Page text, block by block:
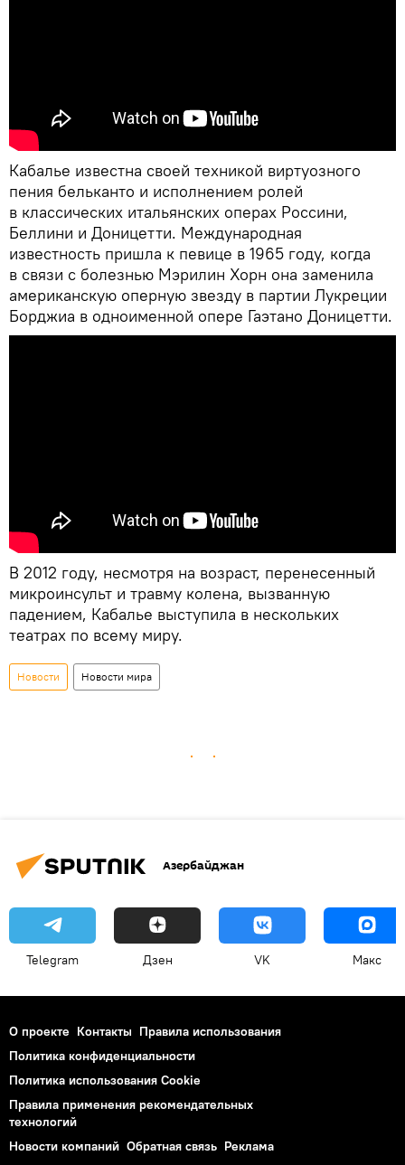
Кабалье известна своей техникой виртуозного
пения бельканто и исполнением ролей
в классических итальянских операх Россини,
Беллини и Доницетти. Международная
известность пришла к певице в 1965 году, когда
в связи с болезнью Мэрилин Хорн она заменила
американскую оперную звезду в партии Лукреции
Борджиа в одноименной опере Гаэтано Доницетти.
В 2012 году, несмотря на возраст, перенесенный
микроинсульт и травму колена, вызванную
падением, Кабалье выступила в нескольких
театрах по всему миру.
Новости Новости мира
Азербайджан
Telegram Дзен VK Макс
О проекте Контакты Правила использования
Политика конфиденциальности
Политика использования Cookie
Правила применения рекомендательных
технологий
Новости компаний Обратная связь Реклама